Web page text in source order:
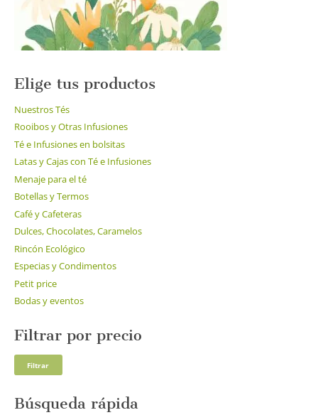
página
de
producto
Elige tus productos
Nuestros Tés
Rooibos y Otras Infusiones
Té e Infusiones en bolsitas
Latas y Cajas con Té e Infusiones
Menaje para el té
Botellas y Termos
Café y Cafeteras
Dulces, Chocolates, Caramelos
Rincón Ecológico
Especias y Condimentos
Petit price
Bodas y eventos
Filtrar por precio
Filtrar
Búsqueda rápida